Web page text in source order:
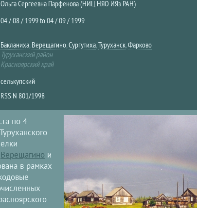
Ольга Сергеевна Парфенова (НИЦ НЯО ИЯз РАН)
04 / 08 / 1999to04 / 09 / 1999
Бакланиха, Верещагино,Сургутиха,Туруханск,Фарково
Туруханский район
Красноярский край
селькупский
RSS N 801/1998
по 4
Верещагино и
в рамках